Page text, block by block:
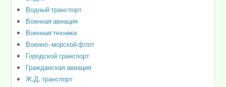
Водный транспорт
Военная авиация
Военная техника
Военно-морской флот
Городской транспорт
Гражданская авиация
Ж.Д. транспорт